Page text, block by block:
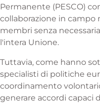
Permanente (PESCO)
collaborazione in campo
membri senza
l'intera Unione.
Tuttavia, come hanno
specialisti di politiche
coordinamento
generare accordi capaci